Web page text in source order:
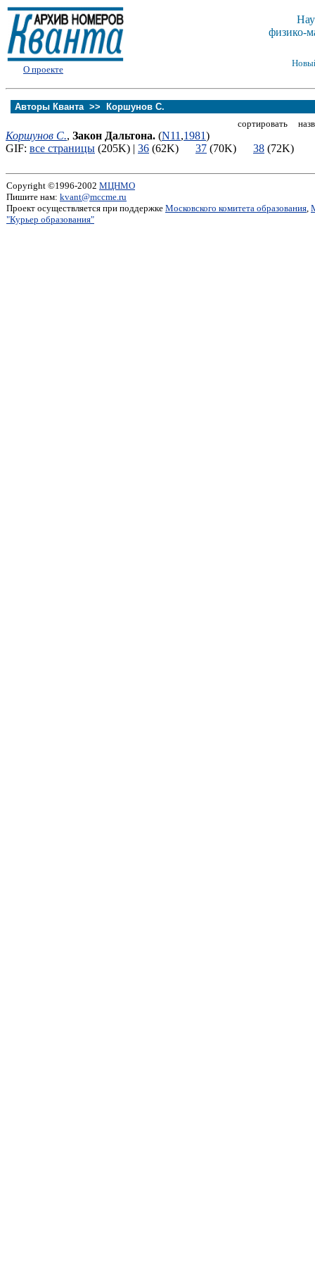
О проекте
физико-
Авторы Кванта >>
Коршунов С.
сортировать
Коршунов С., Закон Дальтона. (N11 ,1981)
GIF: все страницы (205K) | 36 (62K) 37 (70K) 38 (72K)
Copyright ©1996-2002 МЦНМО
Пишите нам: kvant@mccme.ru
Проект осуществляется при поддержке Московского комитета образования,
"Курьер образования"